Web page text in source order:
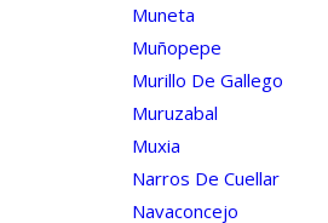
Muneta
Muñopepe
Murillo De Gallego
Muruzabal
Muxia
Narros De Cuellar
Navaconcejo